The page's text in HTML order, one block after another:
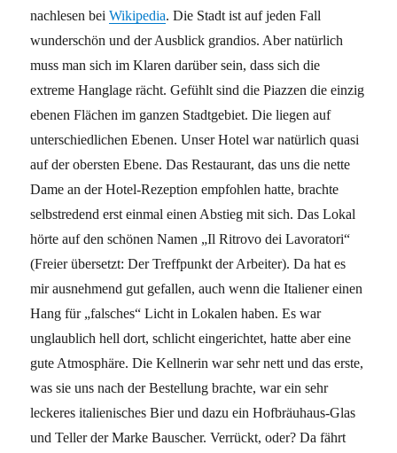
nachlesen beiWikipedia. Die Stadt ist auf jeden Fall
wunderschön und der Ausblick grandios. Aber natürlich
muss man sich im Klaren darüber sein, dass sich die
extreme Hanglage rächt. Gefühlt sind die Piazzen die einzig
ebenen Flächen im ganzen Stadtgebiet. Die liegen auf
unterschiedlichen Ebenen. Unser Hotel war natürlich quasi
auf der obersten Ebene. Das Restaurant, das uns die nette
Dame an der Hotel-Rezeption empfohlen hatte, brachte
selbstredend erst einmal einen Abstieg mit sich. Das Lokal
hörte auf den schönen Namen „Il Ritrovo dei Lavoratori“
(Freier übersetzt: Der Treffpunkt der Arbeiter). Da hat es
mir ausnehmend gut gefallen, auch wenn die Italiener einen
Hang für „falsches“ Licht in Lokalen haben. Es war
unglaublich hell dort, schlicht eingerichtet, hatte aber eine
gute Atmosphäre. Die Kellnerin war sehr nett und das erste,
was sie uns nach der Bestellung brachte, war ein sehr
leckeres italienisches Bier und dazu ein Hofbräuhaus-Glas
und Teller der Marke Bauscher. Verrückt, oder? Da fährt